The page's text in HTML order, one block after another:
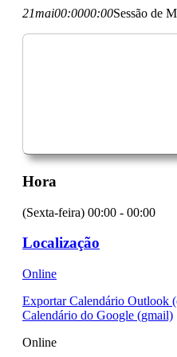
21mai00:0000:00Sessão de
Hora
(Sexta-feira) 00:00 - 00:00
Localização
Online
Exportar Calendário Outlook
Calendário do Google (gmail)
Online